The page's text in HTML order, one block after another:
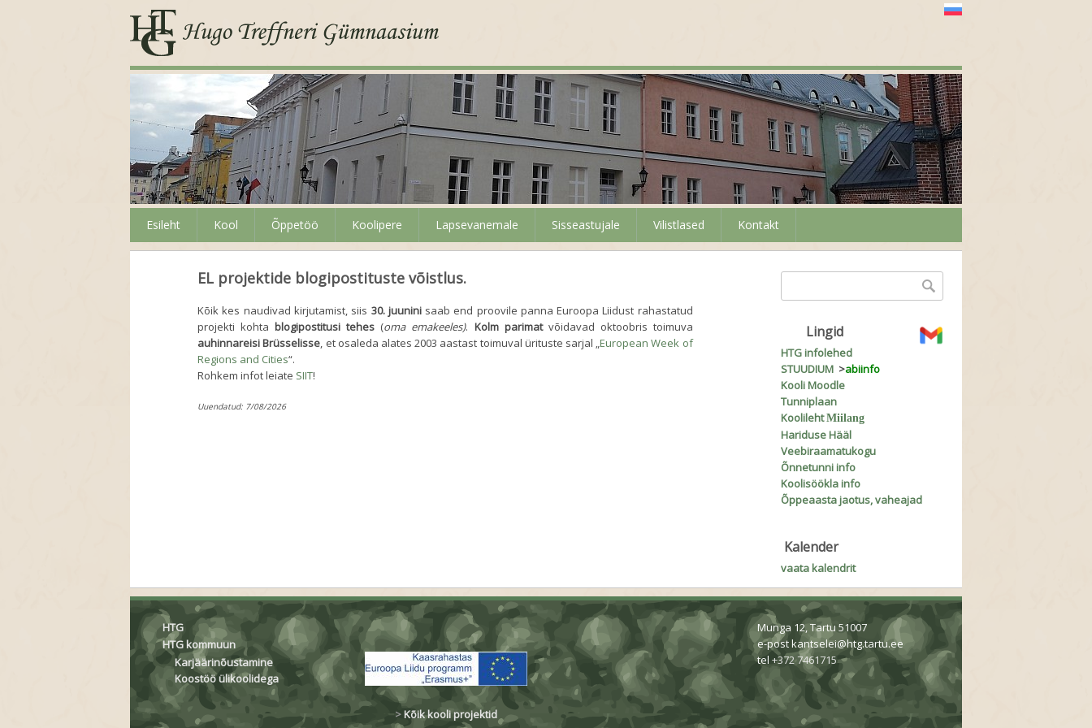
Esileht Kool Õppetöö Koolipere Lapsevanemale Sisseastujale Vilistlased Kontakt
EL projektide blogipostituste võistlus.
Kõik kes naudivad kirjutamist, siis 30. juuninisaab end proovile panna Euroopa Liidust rahastatud
projekti kohta blogipostitusi tehes (oma emakeeles). Kolm parimatvõidavad oktoobris toimuva
auhinnareisi Brüsselisse, et osaleda alates 2003 aastast toimuval ürituste sarjal „European Week of
Regions and Cities“.
Rohkem infot leiate SIIT!
Uuendatud: 7/08/2026
Otsinguvorm
Lingid
HTG infolehed
STUUDIUM >abiinfo
Kooli Moodle
Tunniplaan
KoolilehtMiilang
Hariduse Hääl
Veebiraamatukogu
Õnnetunni info
Koolisöökla info
Õppeaasta jaotus, vaheajad
Kalender
vaata kalendrit
HTG
HTG kommuun
Karjäärinõustamine
Koostöö ülikoolidega
>Kõik kooli projektid
Munga 12, Tartu 51007
e-postkantselei@htg.tartu.ee
tel+372 7461715